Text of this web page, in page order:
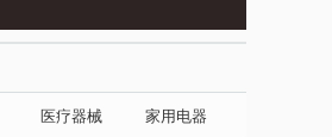
医疗器械 家用电器